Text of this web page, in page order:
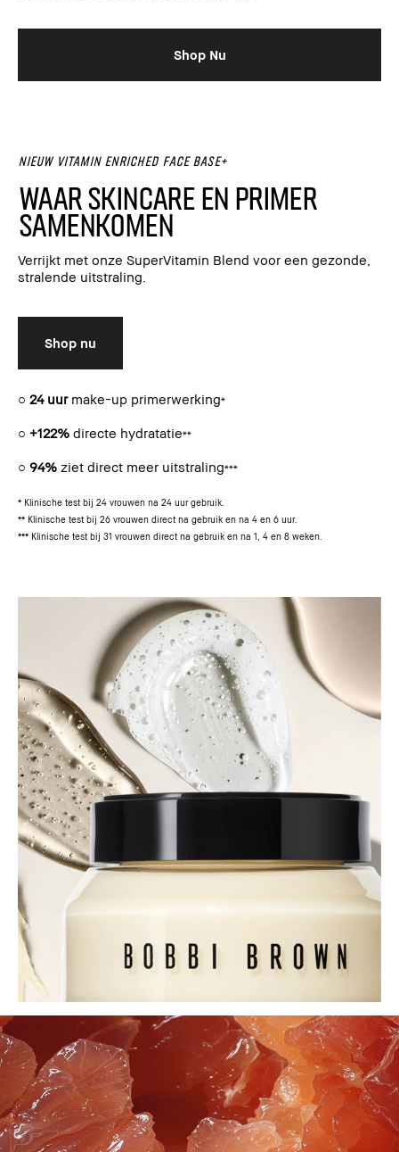
Shop Nu
NIEUW Vitamin Enriched Face Base+
Waar skincare en primer
samenkomen
Verrijkt met onze SuperVitamin Blend voor een gezonde,
stralende uitstraling.
Shop nu
○ 24 uurmake-up primerwerking*
○ +122% directe hydratatie**
○ 94% ziet direct meer uitstraling***
* Klinische test bij 24 vrouwen na 24 uur gebruik.
** Klinische test bij 26 vrouwen direct na gebruik en na 4 en 6 uur.
*** Klinische test bij 31 vrouwen direct na gebruik en na 1, 4 en 8 weken.